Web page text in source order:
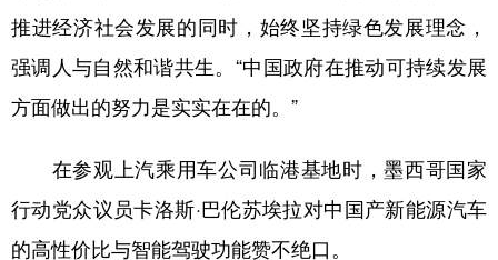
推进经济社会发展的同时，始终坚持绿色发展理念，
强调人与自然和谐共生。“中国政府在推动可持续发展
方面做出的努力是实实在在的。”
在参观上汽乘用车公司临港基地时，墨西哥国家
行动党众议员卡洛斯·巴伦苏埃拉对中国产新能源汽车
的高性价比与智能驾驶功能赞不绝口。